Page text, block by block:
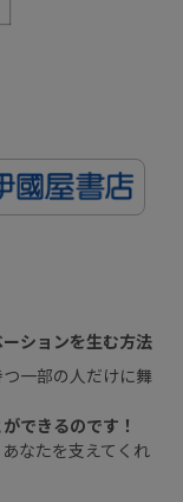
ションを生む方法
一部の人だけに舞
できるのです！
なたを支えてくれ